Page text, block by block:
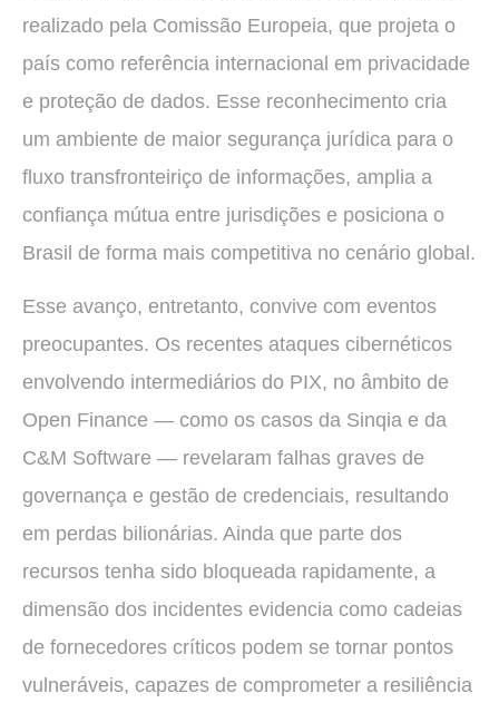
realizado pela Comissão Europeia, que projeta o
país como referência internacional em privacidade
e proteção de dados. Esse reconhecimento cria
um ambiente de maior segurança jurídica para o
fluxo transfronteiriço de informações, amplia a
confiança mútua entre jurisdições e posiciona o
Brasil de forma mais competitiva no cenário global.
Esse avanço, entretanto, convive com eventos
preocupantes. Os recentes ataques cibernéticos
envolvendo intermediários do PIX, no âmbito de
Open Finance — como os casos da Sinqia e da
C&M Software — revelaram falhas graves de
governança e gestão de credenciais, resultando
em perdas bilionárias. Ainda que parte dos
recursos tenha sido bloqueada rapidamente, a
dimensão dos incidentes evidencia como cadeias
de fornecedores críticos podem se tornar pontos
vulneráveis, capazes de comprometer a resiliência